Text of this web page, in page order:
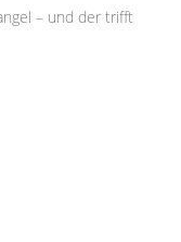
– und der trifft